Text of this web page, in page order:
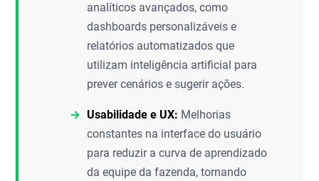
analíticos avançados, como
dashboards personalizáveis e
relatórios automatizados que
utilizam inteligência artificial para
prever cenários e sugerir ações.
Usabilidade e UX: Melhorias
constantes na interface do usuário
para reduzir a curva de aprendizado
da equipe da fazenda, tornando